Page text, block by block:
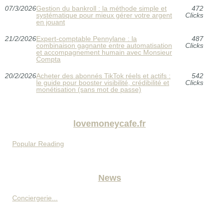
07/3/2026Gestion du bankroll : la méthode simple et
systématique pour mieux gérer votre argent
en jouant
472
Clicks
21/2/2026Expert-comptable Pennylane : la
combinaison gagnante entre automatisation
et accompagnement humain avec Monsieur
Compta
487
Clicks
20/2/2026Acheter des abonnés TikTok réels et actifs :
le guide pour booster visibilité, crédibilité et
monétisation (sans mot de passe)
542
Clicks
lovemoneycafe.fr
Popular Reading
News
Conciergerie...